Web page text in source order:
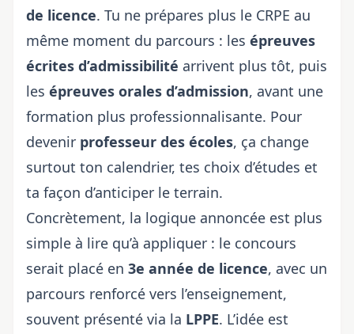
de licence. Tu ne prépares plus le CRPE au
même moment du parcours : les épreuves
écrites d’admissibilité arrivent plus tôt, puis
les épreuves orales d’admission, avant une
formation plus professionnalisante. Pour
devenir professeur des écoles, ça change
surtout ton calendrier, tes choix d’études et
ta façon d’anticiper le terrain.
Concrètement, la logique annoncée est plus
simple à lire qu’à appliquer : le concours
serait placé en 3e année de licence, avec un
parcours renforcé vers l’enseignement,
souvent présenté via la LPPE. L’idée est